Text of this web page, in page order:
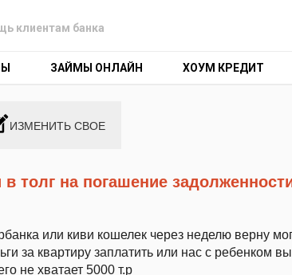
клиентам банка
ЗАЙМЫ ОНЛАЙН ХОУМ КРЕДИТ
ИЗМЕНИТЬ СВОЕ
или киви кошелек через неделю верну
за квартиру заплатить или нас с ребенком
не хватает 5000 т.р